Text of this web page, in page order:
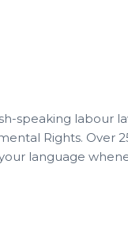
speaking labour
Rights. Over
language